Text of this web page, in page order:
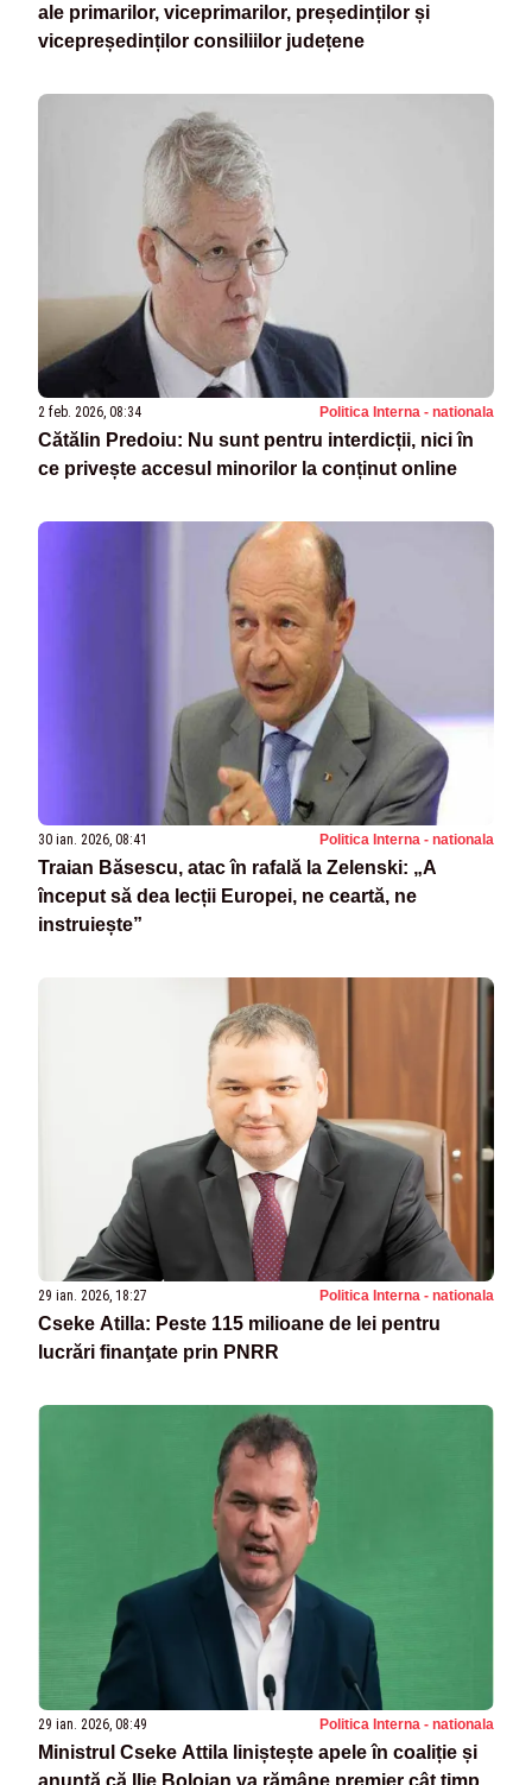
ale primarilor, viceprimarilor, președinților și
vicepreședinților consiliilor județene
2 feb. 2026, 08:34 Politica Interna - nationala
Cătălin Predoiu: Nu sunt pentru interdicții, nici în
ce privește accesul minorilor la conținut online
30 ian. 2026, 08:41 Politica Interna - nationala
Traian Băsescu, atac în rafală la Zelenski: „A
început să dea lecții Europei, ne ceartă, ne
instruiește”
29 ian. 2026, 18:27 Politica Interna - nationala
Cseke Atilla: Peste 115 milioane de lei pentru
lucrări finanţate prin PNRR
29 ian. 2026, 08:49 Politica Interna - nationala
Ministrul Cseke Attila liniștește apele în coaliție și
anunță că Ilie Bolojan va rămâne premier cât timp